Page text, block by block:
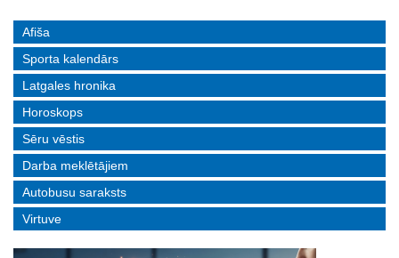
Afiša
Sporta kalendārs
Latgales hronika
Horoskops
Sēru vēstis
Darba meklētājiem
Autobusu saraksts
Virtuve